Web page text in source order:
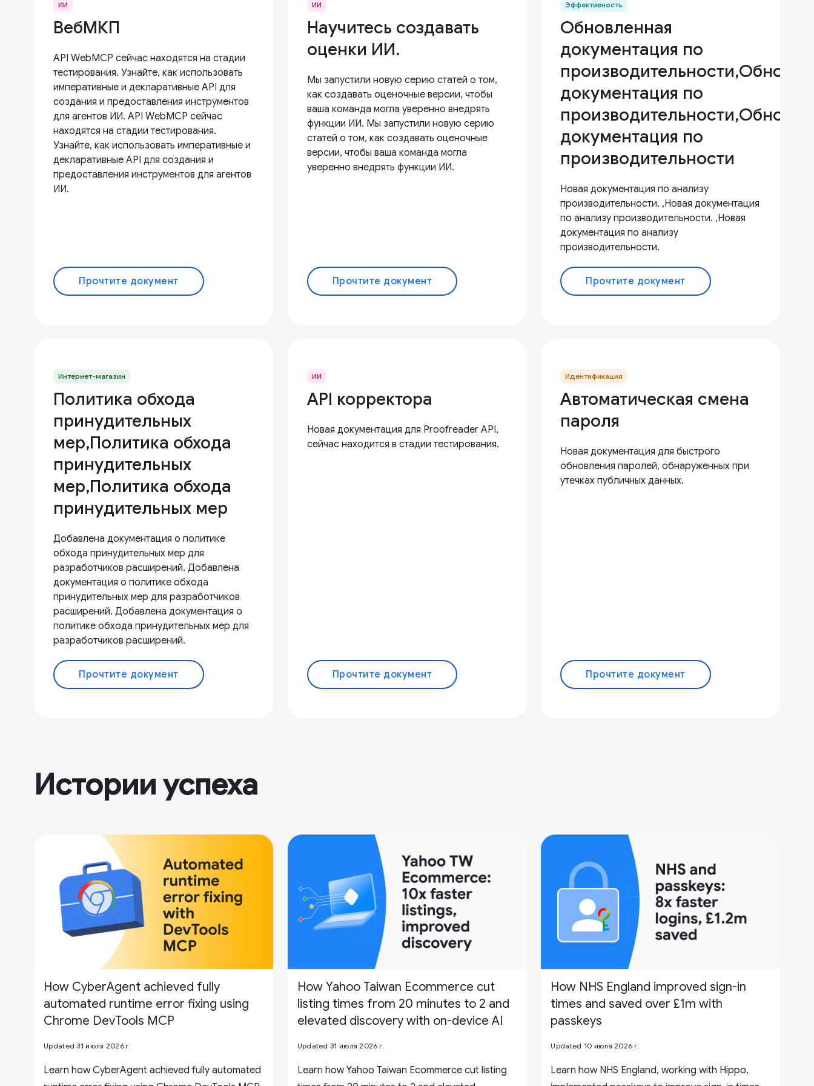
ИИ
ВебМКП
API WebMCP сейчас находятся на стадии
тестирования. Узнайте, как использовать
императивные и декларативные API для
создания и предоставления инструментов
для агентов ИИ. API WebMCP сейчас
находятся на стадии тестирования.
Узнайте, как использовать императивные и
декларативные API для создания и
предоставления инструментов для агентов
ИИ.
Прочтите документ
ИИ
Научитесь создавать
оценки ИИ.
Мы запустили новую серию статей о том,
как создавать оценочные версии, чтобы
ваша команда могла уверенно внедрять
функции ИИ. Мы запустили новую серию
статей о том, как создавать оценочные
версии, чтобы ваша команда могла
уверенно внедрять функции ИИ.
Прочтите документ
Эффективность
Обновленная
документация по
документация по
документация по
производительности
Новая документация по анализу
производительности. ,Новая документация
по анализу производительности. ,Новая
документация по анализу
производительности.
Прочтите документ
Интернет-магазин
Политика обхода
принудительных
мер,Политика обхода
принудительных
мер,Политика обхода
принудительных мер
Добавлена ​​документация о политике
обхода принудительных мер для
разработчиков расширений. Добавлена ​​
документация о политике обхода
принудительных мер для разработчиков
расширений. Добавлена ​​документация о
политике обхода принудительных мер для
разработчиков расширений.
Прочтите документ
ИИ
API корректора
Новая документация для Proofreader API,
сейчас находится в стадии тестирования.
Прочтите документ
Идентификация
Автоматическая смена
пароля
Новая документация для быстрого
обновления паролей, обнаруженных при
утечках публичных данных.
Прочтите документ
Истории успеха
How CyberAgent achieved fully
automated runtime error fixing using
Chrome DevTools MCP
Updated 31 июля 2026 г.
Learn how CyberAgent achieved fully automated
How Yahoo Taiwan Ecommerce cut
listing times from 20 minutes to 2 and
elevated discovery with on-device AI
Updated 31 июля 2026 г.
Learn how Yahoo Taiwan Ecommerce cut listing
How NHS England improved sign-in
times and saved over £1m with
passkeys
Updated 10 июля 2026 г.
Learn how NHS England, working with Hippo,